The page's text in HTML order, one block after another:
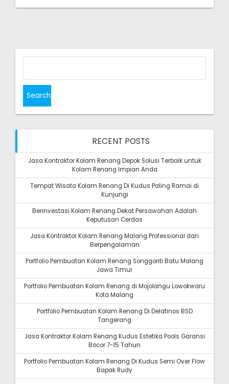
Search
RECENT POSTS
Jasa Kontraktor Kolam Renang Depok Solusi Terbaik untuk
Kolam Renang Impian Anda
Tempat Wisata Kolam Renang Di Kudus Paling Ramai di
Kunjungi
Berinvestasi Kolam Renang Dekat Persawahan Adalah
Keputusan Cerdas
Jasa Kontraktor Kolam Renang Malang Professional dan
Berpengalaman
Portfolio Pembuatan Kolam Renang Songgoriti Batu Malang
Jawa Timur
Portfolio Pembuatan Kolam Renang di Mojolangu Lowokwaru
Kota Malang
Portfolio Pembuatan Kolam Renang Di Delatinos BSD
Tangerang
Jasa Kontraktor Kolam Renang Kudus Estetika Pools Garansi
Bocor 7-15 Tahun
Portfolio Pembuatan Kolam Renang Di Kudus Semi Over Flow
Bapak Rudy